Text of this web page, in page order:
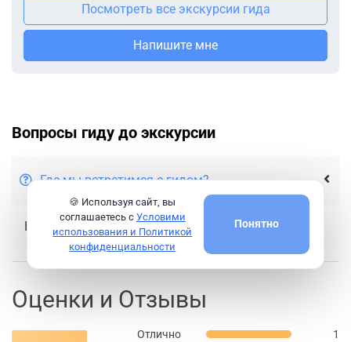
Посмотреть все экскурсии гида
Напишите мне
Вопросы гиду до экскурсии
Где мы встретимся с гидом?
Встреча с гидом по договоренности.
Оценки и Отзывы
Отлично
1
🍪 Используя сайт, вы
соглашаетесь с Условими
использования и Политикой
конфиденциальности
Понятно